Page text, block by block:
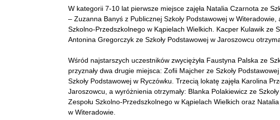
W kategorii 7-10 lat pierwsze miejsce zajęła Natalia Czarnota ze
– Zuzanna Banyś z Publicznej Szkoły Podstawowej w Witeradowie,
Szkolno-Przedszkolnego w Kąpielach Wielkich. Kacper Kulawik ze
Antonina Gregorczyk ze Szkoły Podstawowej w Jaroszowcu
Wśród najstarszych uczestników zwyciężyła Faustyna Palska ze
przyznały dwa drugie miejsca: Zofii Majcher ze Szkoły
Szkoły Podstawowej w Ryczówku. Trzecią lokatę zajęła Karolina
Jaroszowcu, a wyróżnienia otrzymały: Blanka Polakiewicz ze
Zespołu Szkolno-Przedszkolnego w Kąpielach Wielkich oraz
w Witeradowie.